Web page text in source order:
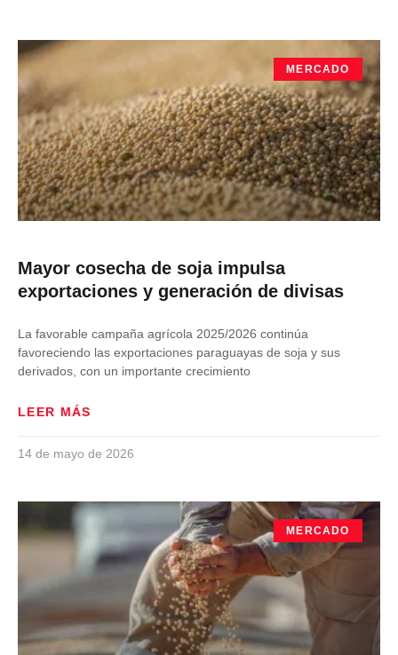
MERCADO
Mayor cosecha de soja impulsa
exportaciones y generación de divisas
La favorable campaña agrícola 2025/2026 continúa
favoreciendo las exportaciones paraguayas de soja y sus
derivados, con un importante crecimiento
LEER MÁS
14 de mayo de 2026
MERCADO